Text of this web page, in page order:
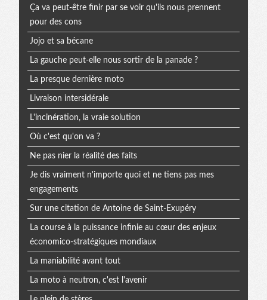
Ça va peut-être finir par se voir qu'ils nous prennent
pour des cons
Jojo et sa bécane
La gauche peut-elle nous sortir de la panade ?
La presque dernière moto
Livraison intersidérale
L'incinération, la vraie solution
Où c'est qu'on va ?
Ne pas nier la réalité des faits
Je dis vraiment n'importe quoi et ne tiens pas mes
engagements
Sur une citation de Antoine de Saint-Exupéry
La course à la puissance infinie au cœur des enjeux
économico-stratégiques mondiaux
La maniabilité avant tout
La moto à neutron, c'est l'avenir